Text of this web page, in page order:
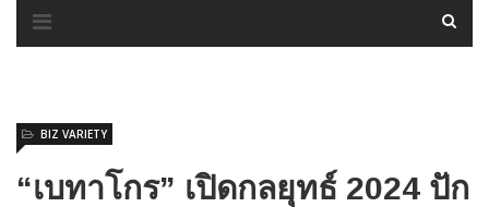
“เบทาโกร” เปิดกลยุทธ์ 2024 ปัก
BIZ VARIETY